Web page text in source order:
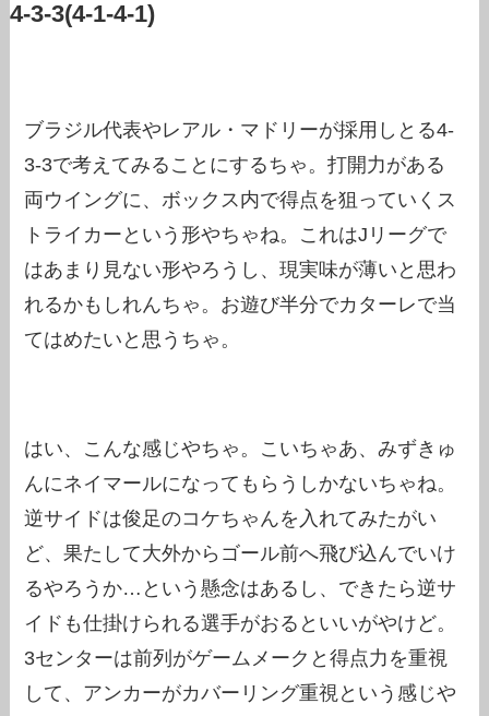
4-3-3(4-1-4-1)
ブラジル代表やレアル・マドリーが採用しとる4-
3-3で考えてみることにするちゃ。打開力がある
両ウイングに、ボックス内で得点を狙っていくス
トライカーという形やちゃね。これはJリーグで
はあまり見ない形やろうし、現実味が薄いと思わ
れるかもしれんちゃ。お遊び半分でカターレで当
てはめたいと思うちゃ。
はい、こんな感じやちゃ。こいちゃあ、みずきゅ
んにネイマールになってもらうしかないちゃね。
逆サイドは俊足のコケちゃんを入れてみたがい
ど、果たして大外からゴール前へ飛び込んでいけ
るやろうか…という懸念はあるし、できたら逆サ
イドも仕掛けられる選手がおるといいがやけど。
3センターは前列がゲームメークと得点力を重視
して、アンカーがカバーリング重視という感じや